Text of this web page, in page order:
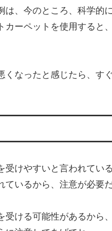
、今のところ、科学的
ーペットを使用すると
なったと感じたら、す
けやすいと言われてい
いるから、注意が必要だ
ける可能性があるから